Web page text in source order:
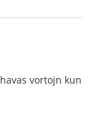
vortojn kun